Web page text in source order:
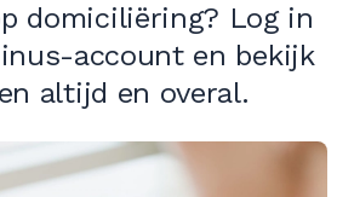
domiciliëring? Log in
account en bekijk
altijd en overal.